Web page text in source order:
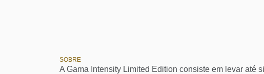
SOBRE
A Gama Intensity Limited Edition consiste em levar até